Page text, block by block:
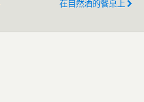
在自然酒的餐桌上